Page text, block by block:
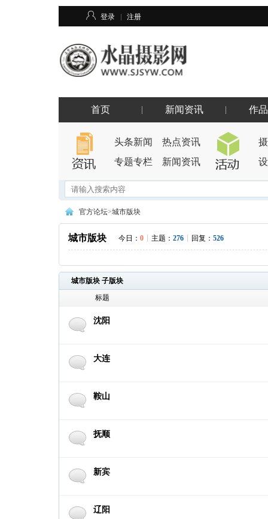
登录 注册
首页 新闻资讯 作
头条新闻
热点资讯
专题专栏
新闻资讯
官方论坛>城市版块
城市版块 今日： 0 主题： 276 回复： 526
城市版块 子版块
标题
沈阳
大连
鞍山
抚顺
新宾
辽阳